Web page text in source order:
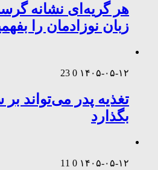
هر گریه‌ای نشانه
زبان نوزادمان را
۱۴۰۵-۰۵-۱۲ 0
23
تغذیه پدر می‌تواند بر
بگذارد
۱۴۰۵-۰۵-۱۲ 0
11